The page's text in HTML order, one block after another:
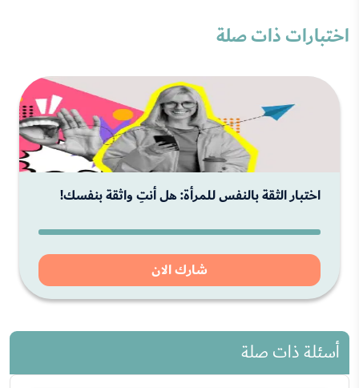
اختبارات ذات صلة
اختبار الثقة بالنفس للمرأة: هل أنتِ واثقة بنفسك!
شارك الان
أسئلة ذات صلة